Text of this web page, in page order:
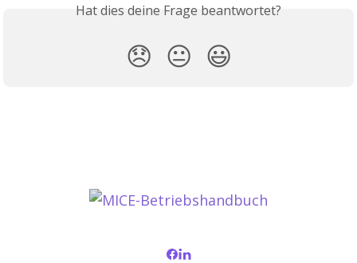
Hat dies deine Frage beantwortet?
😞 😐 😃